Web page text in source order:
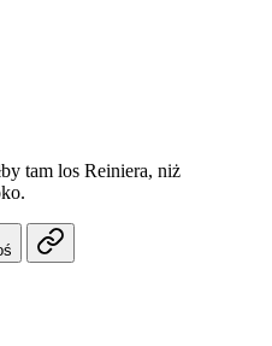
tam los Reiniera, niż